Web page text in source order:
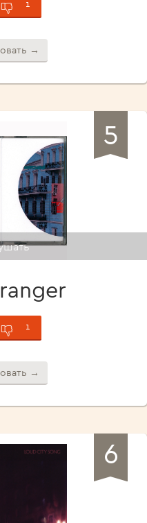
1
→
5
1
→
6